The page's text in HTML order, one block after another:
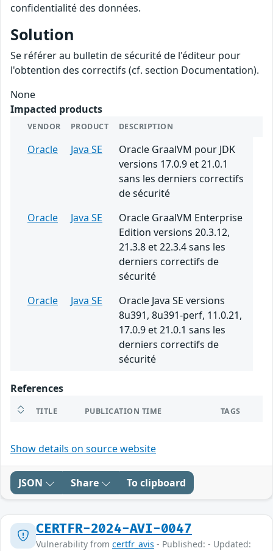
confidentialité des données.
Solution
Se référer au bulletin de sécurité de l'éditeur pour
l'obtention des correctifs (cf. section Documentation).
None
Impacted products
VENDOR PRODUCT DESCRIPTION
Oracle Java SE
Oracle GraalVM pour JDK
versions 17.0.9 et 21.0.1
sans les derniers correctifs
de sécurité
Oracle
Java SE
Oracle GraalVM Enterprise
Edition versions 20.3.12,
21.3.8 et 22.3.4 sans les
derniers correctifs de
sécurité
Oracle
Java SE
Oracle Java SE versions
8u391, 8u391-perf, 11.0.21,
17.0.9 et 21.0.1 sans les
derniers correctifs de
sécurité
References
TITLE PUBLICATION TIME TAGS
Show details on source website
JSON Share To clipboard
CERTFR-2024-AVI-0047
Vulnerability from certfr_avis - Published: - Updated: